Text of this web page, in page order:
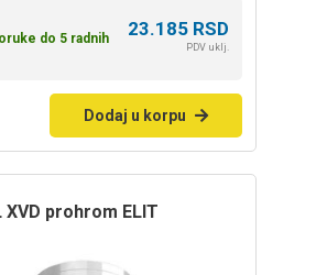
do 5 radnih
23.185 RSD
PDV uklj.
Dodaj u korpu
XVD prohrom ELIT